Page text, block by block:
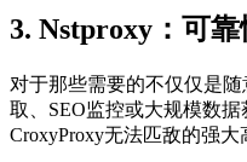
3. Nstproxy：可
对于那些需要的不仅仅是
取、SEO监控或大规模数
CroxyProxy无法匹敌的强大